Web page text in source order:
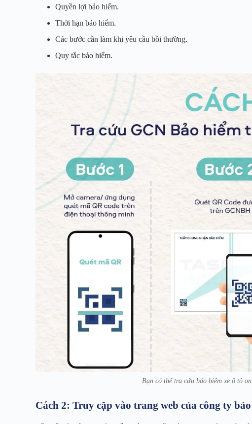
Quyền lợi bảo hiểm.
Thời hạn bảo hiểm.
Các bước cần làm khi yêu cầu bồi thường.
Quy tắc bảo hiểm.
Bạn có thể tra cứu bảo hiểm xe ô tô
Cách 2: Truy cập vào trang web của công ty